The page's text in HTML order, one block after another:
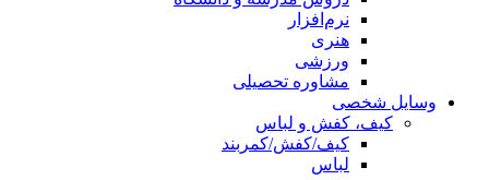
نرم‌افزار
هنری
ورزشی
مشاوره تحصیلی
وسایل شخصی
کیف، کفش و لباس
کیف/کفش/کمربند
لباس